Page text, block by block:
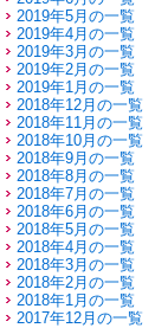
2019年5月の一覧
2019年4月の一覧
2019年3月の一覧
2019年2月の一覧
2019年1月の一覧
2018年12月の一覧
2018年11月の一覧
2018年10月の一覧
2018年9月の一覧
2018年8月の一覧
2018年7月の一覧
2018年6月の一覧
2018年5月の一覧
2018年4月の一覧
2018年3月の一覧
2018年2月の一覧
2018年1月の一覧
2017年12月の一覧